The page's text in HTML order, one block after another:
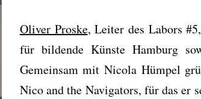
Oliver Proske, Leiter des Labors
für bildende Künste Hamburg
Gemeinsam mit Nicola Hümpel
Nico and the Navigators, für das er